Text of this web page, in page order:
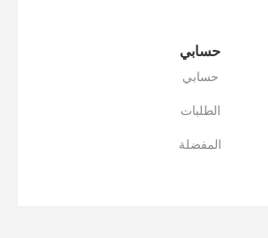
حسابي
حسابي
الطلبات
المفضلة